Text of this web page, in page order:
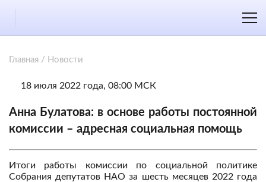
Главная / Новости
18 июля 2022 года, 08:00 МСК
Анна Булатова: в основе работы постоянной
комиссии – адресная социальная помощь
Итоги работы комиссии по социальной политике
Собрания депутатов НАО за шесть месяцев 2022 года